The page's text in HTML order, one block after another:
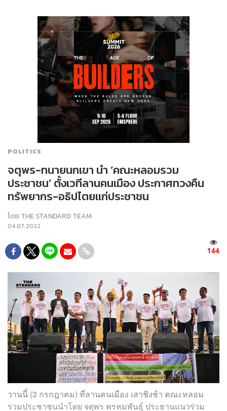
POLITICS
จตุพร-ทนายนกเขา นำ ‘คณะหลอมรวม
ประชาชน’ ตั้งเวทีลานคนเมือง ประกาศทวงคืน
ทรัพยากร-อธิปไตยแก่ประชาชน
โดย THE STANDARD TEAM
04.07.2022
144
วานนี้ (3 กรกฎาคม) ที่ลานคนเมือง เสาชิงช้า คณะหลอม
รวมประชาชนนำโดย จตุพร พรหมพันธุ์ ประธานแนวร่วม